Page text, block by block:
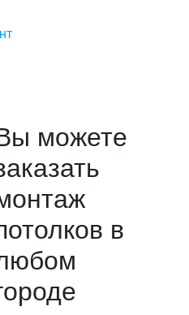
можете
в